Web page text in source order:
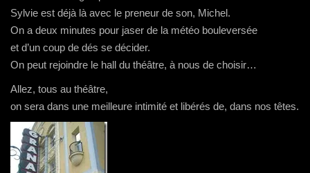
Sylvie est déjà là avec le preneur de son, Michel.
On a deux minutes pour jaser de la météo bouleversée
et d’un coup de dés se décider.
On peut rejoindre le hall du théâtre, à nous de choisir…
Allez, tous au théâtre,
on sera dans une meilleure intimité et libérés de, dans nos têtes.